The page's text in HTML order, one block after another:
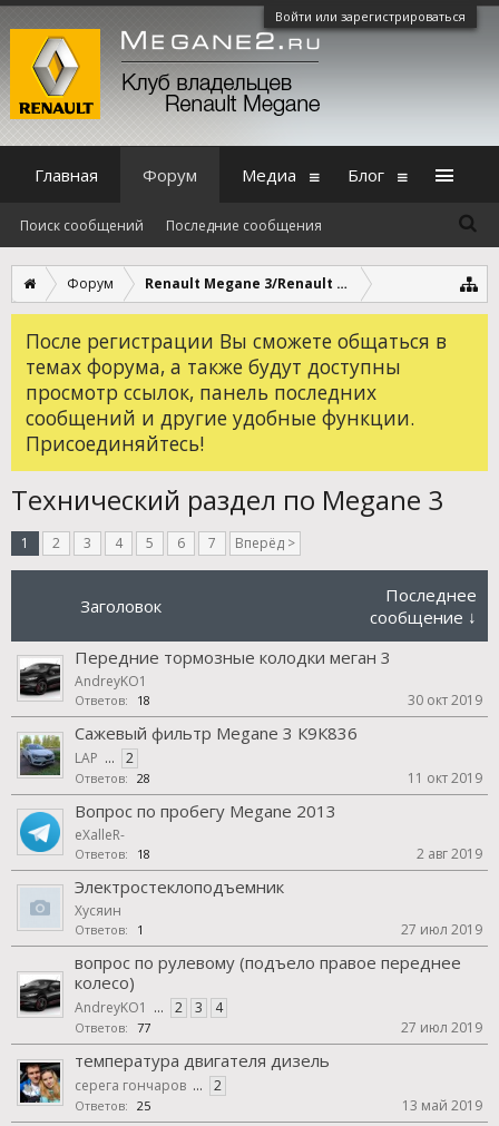
Войти или зарегистрироваться
Форум Renault Megane 3/Renault Fluence
После регистрации Вы сможете общаться в
темах форума, а также будут доступны
просмотр ссылок, панель последних
сообщений и другие удобные функции.
Присоединяйтесь!
Технический раздел по Megane 3
1 2 3 4 5 6 7 Вперёд >
Заголовок
Последнее
сообщение ↓
Передние тормозные колодки меган 3
AndreyKO1
Ответов: 18 30 окт 2019
Сажевый фильтр Megane 3 К9К836
LAP ... 2
Ответов: 28 11 окт 2019
Вопрос по пробегу Megane 2013
eXalleR-
Ответов: 18 2 авг 2019
Электростеклоподъемник
Хусяин
Ответов: 1 27 июл 2019
вопрос по рулевому (подъело правое переднее
колесо)
AndreyKO1 ... 2 3 4
Ответов: 77 27 июл 2019
температура двигателя дизель
серега гончаров ... 2
Ответов: 25 13 май 2019
Главная Форум
Поиск сообщений Последние сообщения
Медиа Блог